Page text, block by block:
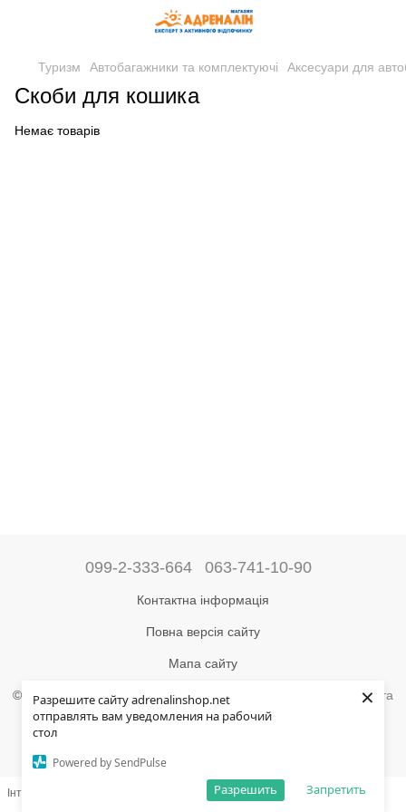
Разрешите сайту adrenalinshop.net
отправлять вам уведомления на рабочий
стол
Powered by SendPulse
Запретить
Разрешить
×
Туризм Автобагажники та комплектуючі Аксесуари для
Скоби для кошика
Немає товарів
099-2-333-664 063-741-10-90
Контактна інформація
Повна версія сайту
Мапа сайту
©2004-2024 Адреналін –магазин туристичного спорядження та
товарів для активного відпочинку
Інтернет-магазин створений з Хорошоп